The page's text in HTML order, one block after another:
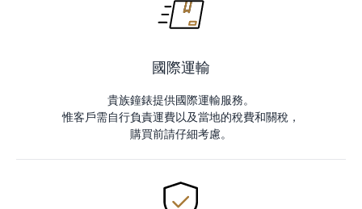
國際運輸
貴族鐘錶提供國際運輸服務。
惟客戶需自行負責運費以及當地的稅費和關稅，
購買前請仔細考慮。